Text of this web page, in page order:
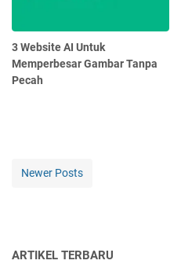
3 Website AI Untuk
Memperbesar Gambar Tanpa
Pecah
Newer Posts
ARTIKEL TERBARU